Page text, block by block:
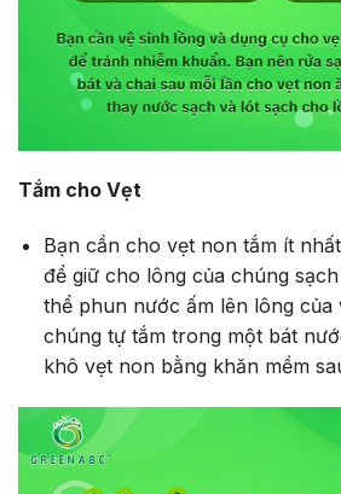
Tắm cho Vẹt
Bạn cần cho vẹt non tắm ít
để giữ cho lông của chúng
thể phun nước ấm lên lông của
chúng tự tắm trong một bát
khô vẹt non bằng khăn mềm